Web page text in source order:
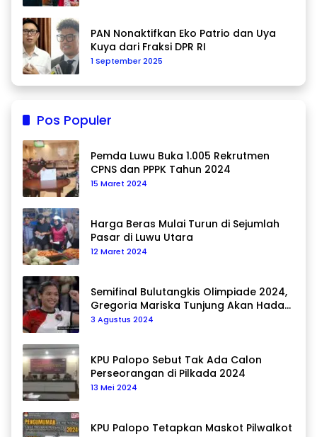
PAN Nonaktifkan Eko Patrio dan Uya
Kuya dari Fraksi DPR RI
1 September 2025
Pos Populer
Pemda Luwu Buka 1.005 Rekrutmen
CPNS dan PPPK Tahun 2024
15 Maret 2024
Harga Beras Mulai Turun di Sejumlah
Pasar di Luwu Utara
12 Maret 2024
Semifinal Bulutangkis Olimpiade 2024,
Gregoria Mariska Tunjung Akan Hadapi
Pemain Asal Korea Selatan
3 Agustus 2024
KPU Palopo Sebut Tak Ada Calon
Perseorangan di Pilkada 2024
13 Mei 2024
KPU Palopo Tetapkan Maskot Pilwalkot